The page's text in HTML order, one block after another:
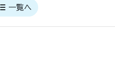
一覧へ